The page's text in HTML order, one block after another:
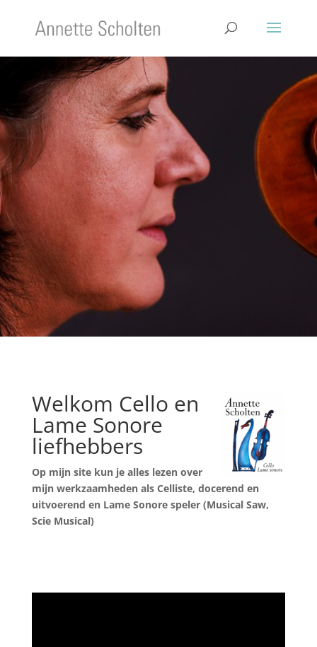
Welkom Cello en
Lame Sonore
liefhebbers
Op mijn site kun je alles lezen over
mijn werkzaamheden als Celliste, docerend en
uitvoerend en Lame Sonore speler (Musical Saw,
Scie Musical)